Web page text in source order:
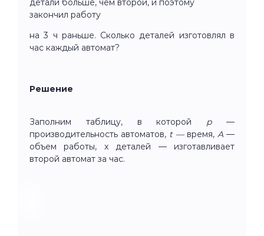
детали больше, чем второй, и поэтому
закончил работу
на 3 ч раньше. Сколько деталей изготовлял в
час каждый автомат?
Решение
Заполним таблицу, в которой p—
производительность автоматов, t —время, A —
объем работы, x деталей — изготавливает
второй автомат за час.